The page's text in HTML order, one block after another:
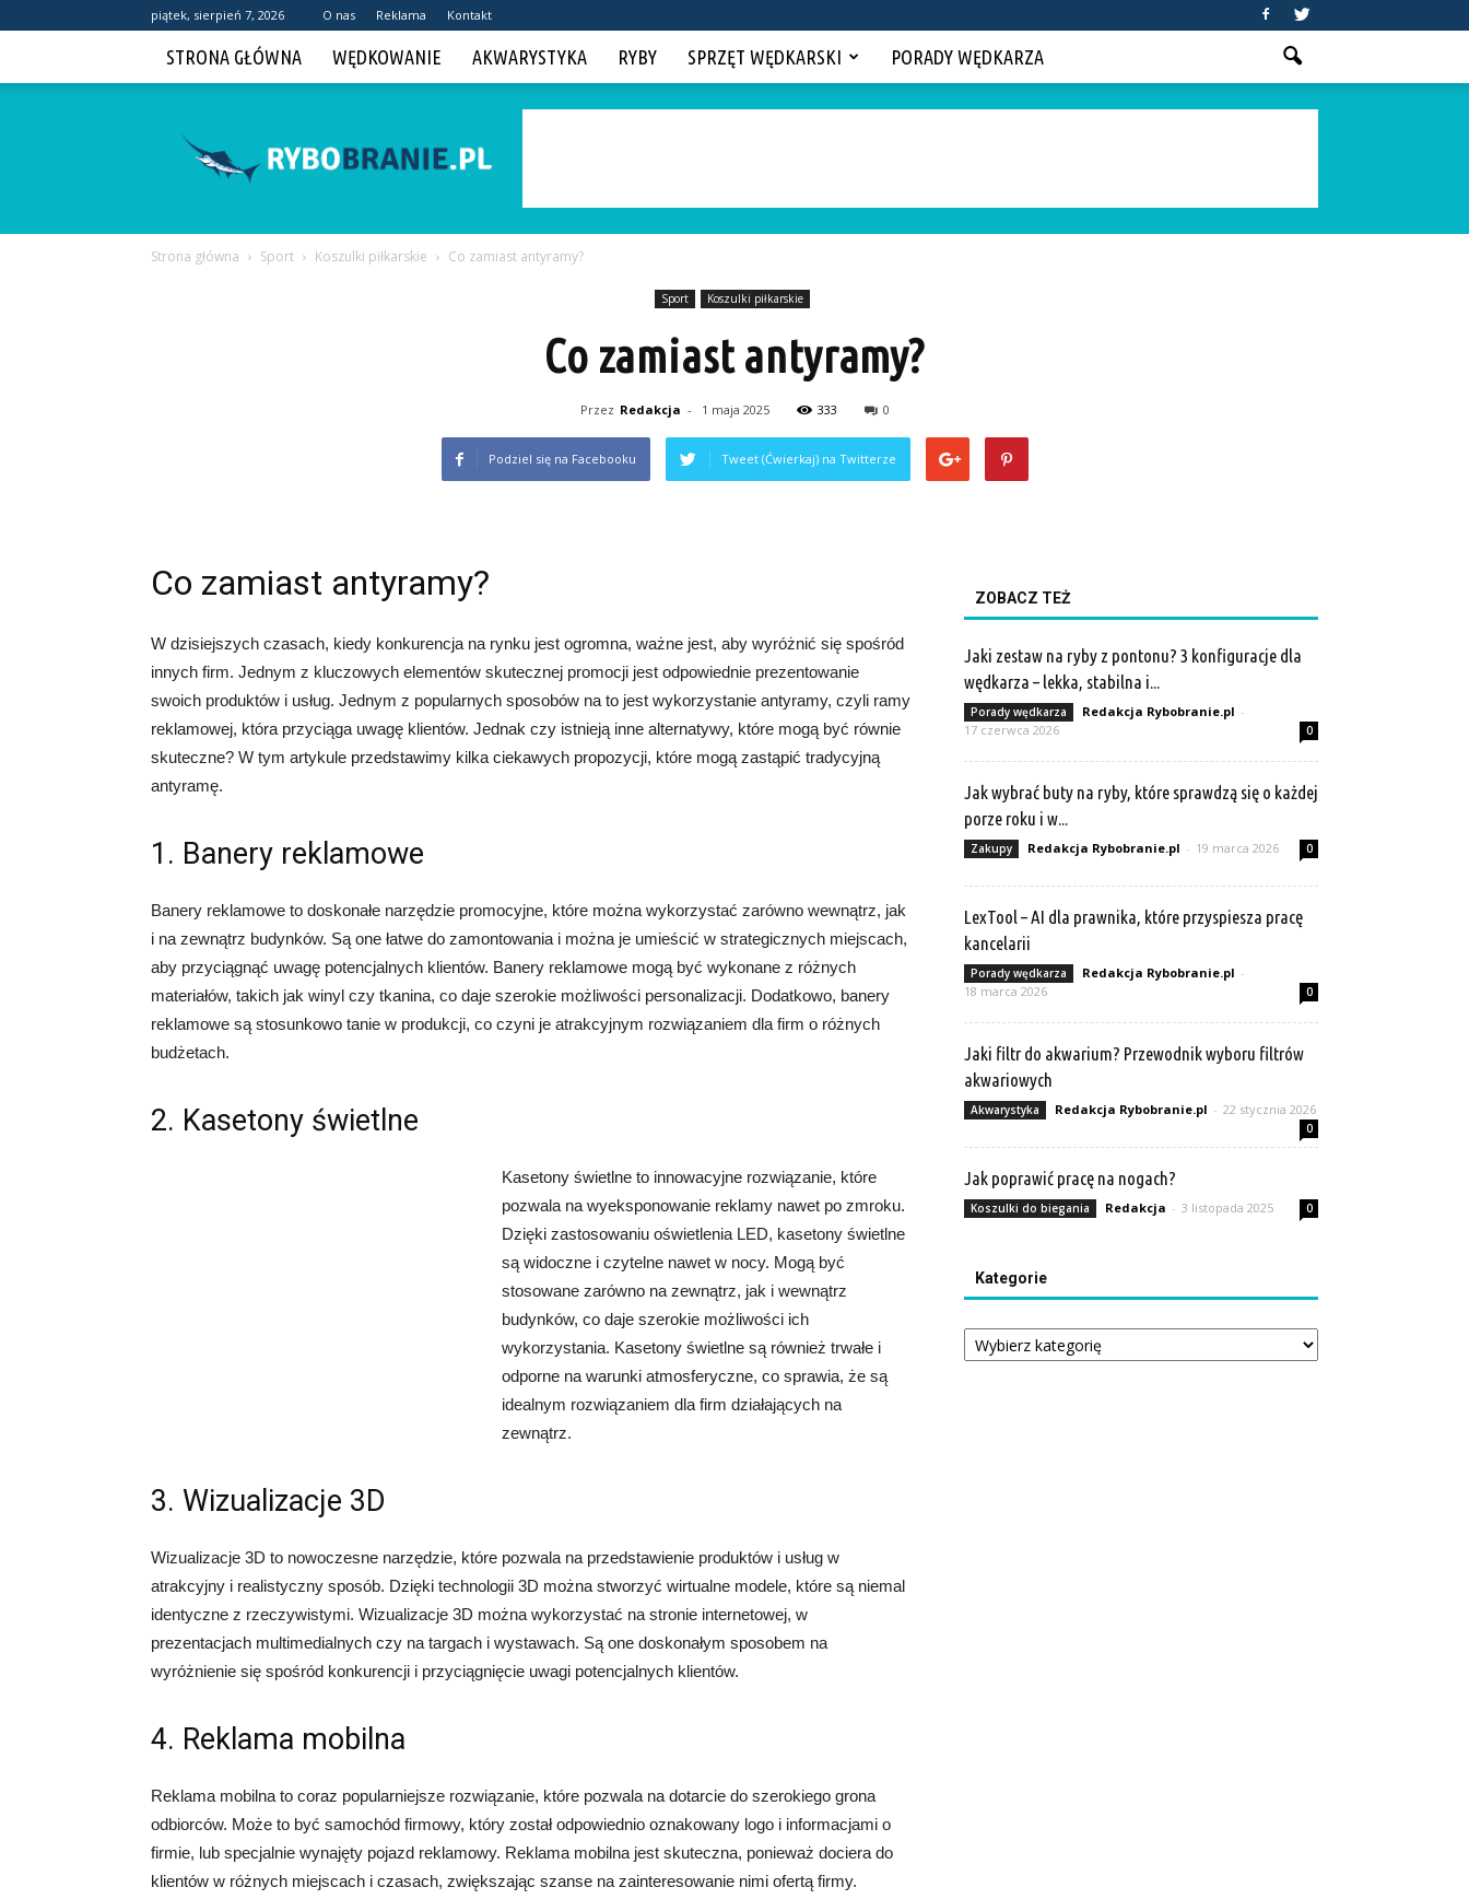
piątek, sierpień 7, 2026 O nas Reklama Kontakt
STRONA GŁÓWNA WĘDKOWANIE AKWARYSTYKA RYBY SPRZĘT WĘDKARSKI PORADY WĘDKARZA
Strona główna Sport Koszulki piłkarskie Co zamiast antyramy?
Sport Koszulki piłkarskie
Co zamiast antyramy?
Przez Redakcja - 1 maja 2025 333 0
Podziel się na Facebooku Tweet (Ćwierkaj) na Twitterze
Co zamiast antyramy?
W dzisiejszych czasach, kiedy konkurencja na rynku jest ogromna, ważne jest, aby wyróżnić się spośród
innych firm. Jednym z kluczowych elementów skutecznej promocji jest odpowiednie prezentowanie
swoich produktów i usług. Jednym z popularnych sposobów na to jest wykorzystanie antyramy, czyli ramy
reklamowej, która przyciąga uwagę klientów. Jednak czy istnieją inne alternatywy, które mogą być równie
skuteczne? W tym artykule przedstawimy kilka ciekawych propozycji, które mogą zastąpić tradycyjną
antyramę.
1. Banery reklamowe
Banery reklamowe to doskonałe narzędzie promocyjne, które można wykorzystać zarówno wewnątrz, jak
i na zewnątrz budynków. Są one łatwe do zamontowania i można je umieścić w strategicznych miejscach,
aby przyciągnąć uwagę potencjalnych klientów. Banery reklamowe mogą być wykonane z różnych
materiałów, takich jak winyl czy tkanina, co daje szerokie możliwości personalizacji. Dodatkowo, banery
reklamowe są stosunkowo tanie w produkcji, co czyni je atrakcyjnym rozwiązaniem dla firm o różnych
budżetach.
2. Kasetony świetlne
Kasetony świetlne to innowacyjne rozwiązanie, które
pozwala na wyeksponowanie reklamy nawet po zmroku.
Dzięki zastosowaniu oświetlenia LED, kasetony świetlne
są widoczne i czytelne nawet w nocy. Mogą być
stosowane zarówno na zewnątrz, jak i wewnątrz
budynków, co daje szerokie możliwości ich
wykorzystania. Kasetony świetlne są również trwałe i
odporne na warunki atmosferyczne, co sprawia, że są
idealnym rozwiązaniem dla firm działających na
zewnątrz.
3. Wizualizacje 3D
Wizualizacje 3D to nowoczesne narzędzie, które pozwala na przedstawienie produktów i usług w
atrakcyjny i realistyczny sposób. Dzięki technologii 3D można stworzyć wirtualne modele, które są niemal
identyczne z rzeczywistymi. Wizualizacje 3D można wykorzystać na stronie internetowej, w
prezentacjach multimedialnych czy na targach i wystawach. Są one doskonałym sposobem na
wyróżnienie się spośród konkurencji i przyciągnięcie uwagi potencjalnych klientów.
4. Reklama mobilna
Reklama mobilna to coraz popularniejsze rozwiązanie, które pozwala na dotarcie do szerokiego grona
odbiorców. Może to być samochód firmowy, który został odpowiednio oznakowany logo i informacjami o
firmie, lub specjalnie wynajęty pojazd reklamowy. Reklama mobilna jest skuteczna, ponieważ dociera do
klientów w różnych miejscach i czasach, zwiększając szanse na zainteresowanie nimi ofertą firmy.
ZOBACZ TEŻ
Jaki zestaw na ryby z pontonu? 3 konfiguracje dla
wędkarza – lekka, stabilna i...
Porady wędkarza Redakcja Rybobranie.pl -
17 czerwca 2026
0
Jak wybrać buty na ryby, które sprawdzą się o każdej
porze roku i w...
Zakupy Redakcja Rybobranie.pl - 19 marca 2026 0
LexTool – AI dla prawnika, które przyspiesza pracę
kancelarii
Porady wędkarza Redakcja Rybobranie.pl -
18 marca 2026
0
Jaki filtr do akwarium? Przewodnik wyboru filtrów
akwariowych
Akwarystyka Redakcja Rybobranie.pl - 22 stycznia 2026
0
Jak poprawić pracę na nogach?
Koszulki do biegania Redakcja - 3 listopada 2025 0
Kategorie
Kategorie